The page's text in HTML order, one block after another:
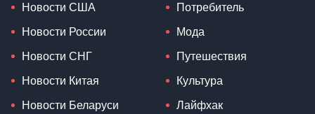
Новости США
Новости России
Новости СНГ
Новости Китая
Новости Беларуси
Потребитель
Мода
Путешествия
Культура
Лайфхак